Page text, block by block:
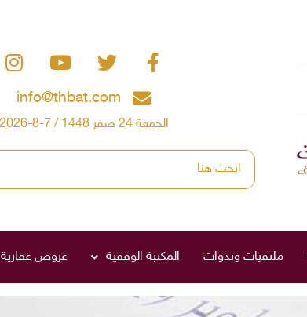
صناديق العائلة
info@thbat.com
الجمعة 24 صفر 1448 / 7-8-2026
ملتقيات وندوات المكتبة الوقفية عروض عقارية